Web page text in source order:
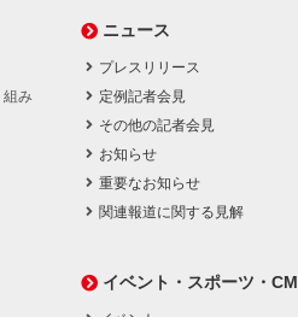
組み
ニュース
プレスリリース
定例記者会見
その他の記者会見
お知らせ
重要なお知らせ
関連報道に関する見解
イベント・スポーツ・CM